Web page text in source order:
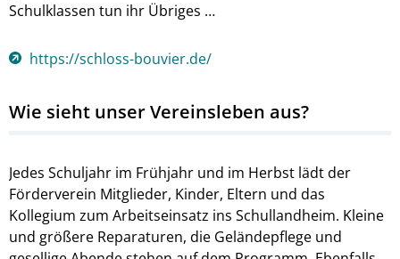
Schulklassen tun ihr Übriges …
https://schloss-bouvier.de/
Wie sieht unser Vereinsleben aus?
Jedes Schuljahr im Frühjahr und im Herbst lädt der
Förderverein Mitglieder, Kinder, Eltern und das
Kollegium zum Arbeitseinsatz ins Schullandheim. Kleine
und größere Reparaturen, die Geländepflege und